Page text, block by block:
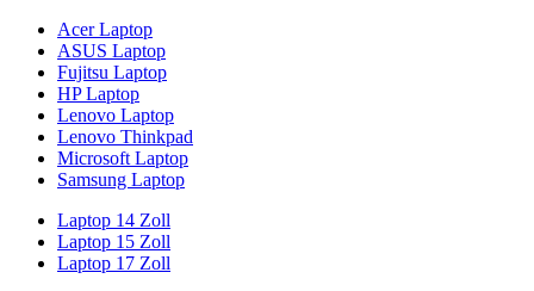
Acer Laptop
ASUS Laptop
Fujitsu Laptop
HP Laptop
Lenovo Laptop
Lenovo Thinkpad
Microsoft Laptop
Samsung Laptop
Laptop 14 Zoll
Laptop 15 Zoll
Laptop 17 Zoll